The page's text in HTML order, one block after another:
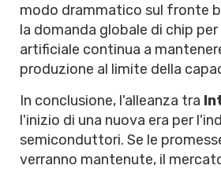
modo drammatico sul fronte
la domanda globale di chip
artificiale continua a
produzione al limite della
In conclusione, l'alleanza tra
l'inizio di una nuova era per
semiconduttori. Se le
verranno mantenute, il